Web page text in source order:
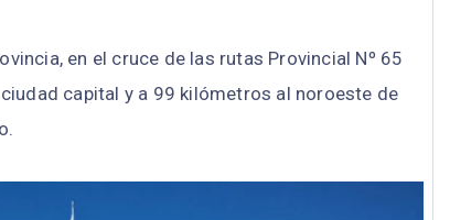
en el cruce de las rutas Provincial Nº 65
capital y a 99 kilómetros al noroeste de